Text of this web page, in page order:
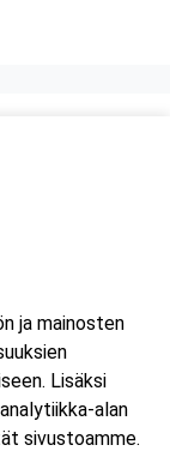
ja mainosten
Lisäksi
alan
sivustoamme.